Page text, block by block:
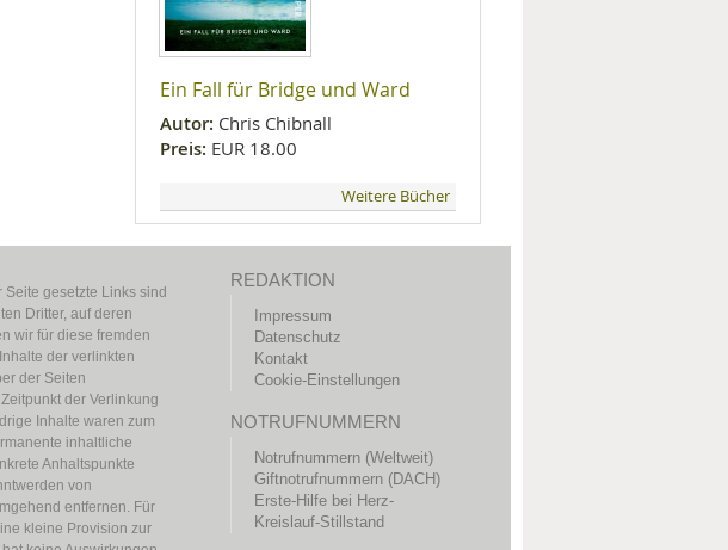
Ein Fall für Bridge und Ward
Autor: Chris Chibnall
Preis: EUR 18.00
Weitere Bücher
gesetzte Links sind
Dritter, auf deren
wir für diese fremden
der verlinkten
der Seiten
der Verlinkung
Inhalte waren zum
inhaltliche
Anhaltspunkte
von
entfernen. Für
kleine Provision zur
REDAKTION
Impressum
Datenschutz
Kontakt
Cookie-Einstellungen
NOTRUFNUMMERN
Notrufnummern (Weltweit)
Giftnotrufnummern (DACH)
Erste-Hilfe bei Herz-
Kreislauf-Stillstand